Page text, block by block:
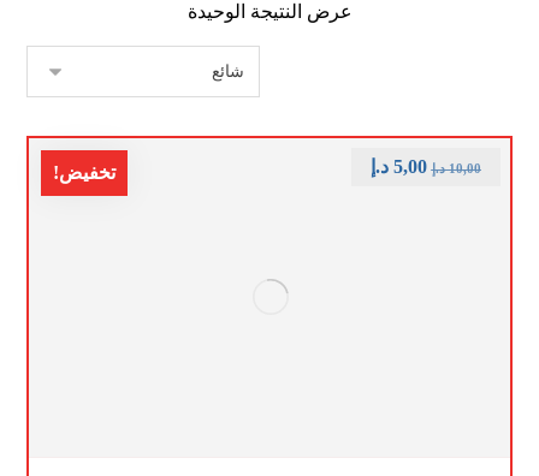
عرض النتيجة الوحيدة
تخفيض! 10,00 د.إ 5,00 د.إ